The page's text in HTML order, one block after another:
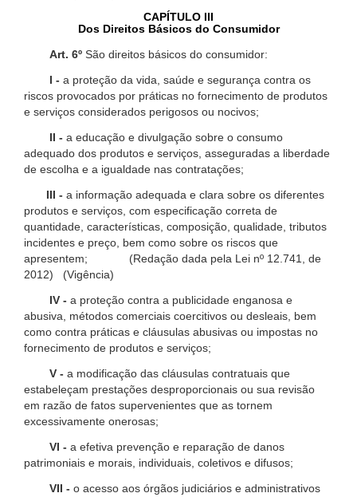
CAPÍTULO III
Dos Direitos Básicos do Consumidor
Art. 6º São direitos básicos do consumidor:
I - a proteção da vida, saúde e segurança contra os
riscos provocados por práticas no fornecimento de produtos
e serviços considerados perigosos ou nocivos;
II - a educação e divulgação sobre o consumo
adequado dos produtos e serviços, asseguradas a liberdade
de escolha e a igualdade nas contratações;
III - a informação adequada e clara sobre os diferentes
produtos e serviços, com especificação correta de
quantidade, características, composição, qualidade, tributos
incidentes e preço, bem como sobre os riscos que
apresentem; (Redação dada pela Lei nº 12.741, de
2012) (Vigência)
IV - a proteção contra a publicidade enganosa e
abusiva, métodos comerciais coercitivos ou desleais, bem
como contra práticas e cláusulas abusivas ou impostas no
fornecimento de produtos e serviços;
V - a modificação das cláusulas contratuais que
estabeleçam prestações desproporcionais ou sua revisão
em razão de fatos supervenientes que as tornem
excessivamente onerosas;
VI - a efetiva prevenção e reparação de danos
patrimoniais e morais, individuais, coletivos e difusos;
VII - o acesso aos órgãos judiciários e administrativos